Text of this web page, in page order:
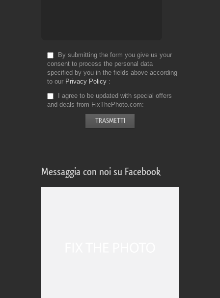
By submitting the form you give us your
consent to process the personal data
specified by you in the fields above according
to our Privacy Policy
I agree to be updated with special offers
and deals from FixThePhoto.com
Messaggia con noi su Facebook